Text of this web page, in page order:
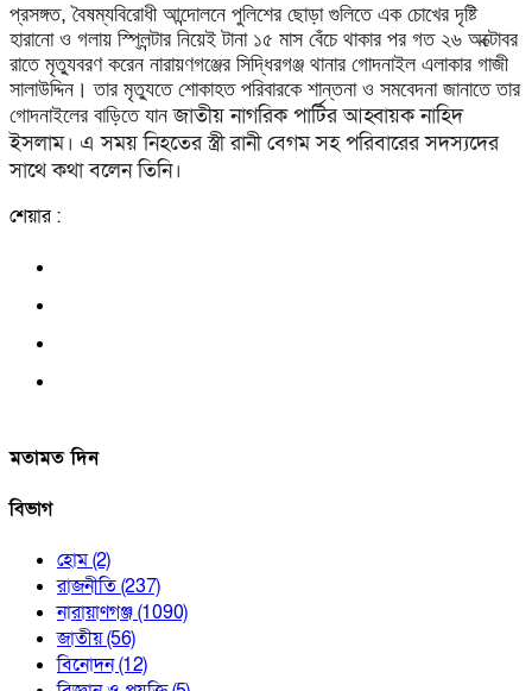
প্রসঙ্গত, বৈষম্যবিরোধী আন্দোলনে পুলিশের ছোড়া গুলিতে এক চোখের দৃষ্টি
হারানো ও গলায় স্প্লিন্টার নিয়েই টানা ১৫ মাস বেঁচে থাকার পর গত ২৬ অক্টোবর
রাতে মৃত্যুবরণ করেন নারায়ণগঞ্জের সিদ্ধিরগঞ্জ থানার গোদনাইল এলাকার গাজী
সালাউদ্দিন। তার মৃত্যুতে শোকাহত পরিবারকে শান্তনা ও সমবেদনা জানাতে তার
গোদনাইলের বাড়িতে যানজাতীয় নাগরিক পার্টির আহ্বায়ক নাহিদ
ইসলাম। এ সময় নিহতেরস্ত্রী রানী বেগম সহ পরিবারের সদস্যদের
সাথে কথা বলেন তিনি।
শেয়ার :
মতামত দিন
বিভাগ
হোম(2)
রাজনীতি(237)
নারায়াণগঞ্জ(1090)
জাতীয়(56)
বিনোদন(12)